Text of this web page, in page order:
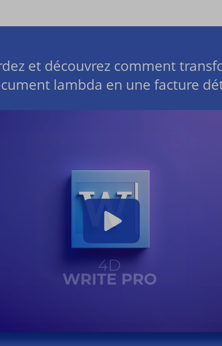
et découvrez comment
lambda en une facture